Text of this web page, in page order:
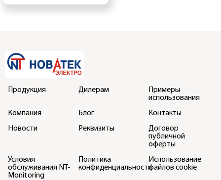
Продукция Дилерам
Примеры
использования
Компания
Блог
Контакты
Новости
Реквизиты
Договор
публичной
оферты
Условия
обслуживания NT-
Monitoring
Политика
конфиденциальности
Использование
файлов cookie